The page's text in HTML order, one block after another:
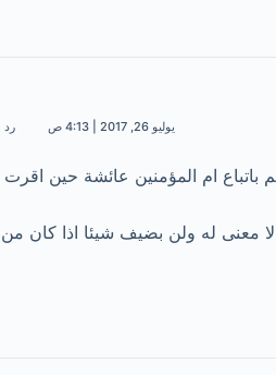
يوليو 26, 2017 | 4:13 ص رد
ام المؤمنين عائشة حين اقرت
معنى له ولن بضيف شيئا اذا كان من